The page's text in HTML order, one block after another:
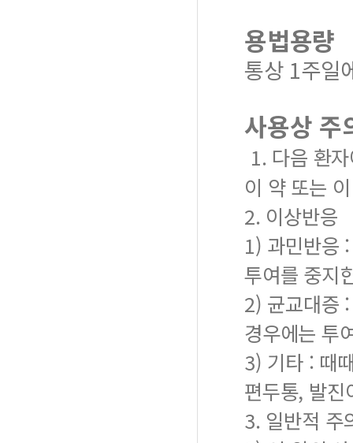
용법용량
통상 1주일
사용상 주
1. 다음 환
이 약 또는
2. 이상반응
1) 과민반응
투여를 중지
2) 균교대증
경우에는 투
3) 기타 : 때
편두통, 발진
3. 일반적 주